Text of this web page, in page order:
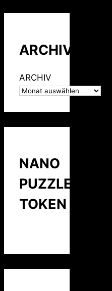
ARCHIV
ARCHIV
NANO
PUZZLE
TOKEN